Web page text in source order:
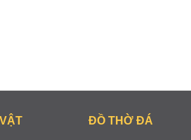
ĐỒ THỜ ĐÁ